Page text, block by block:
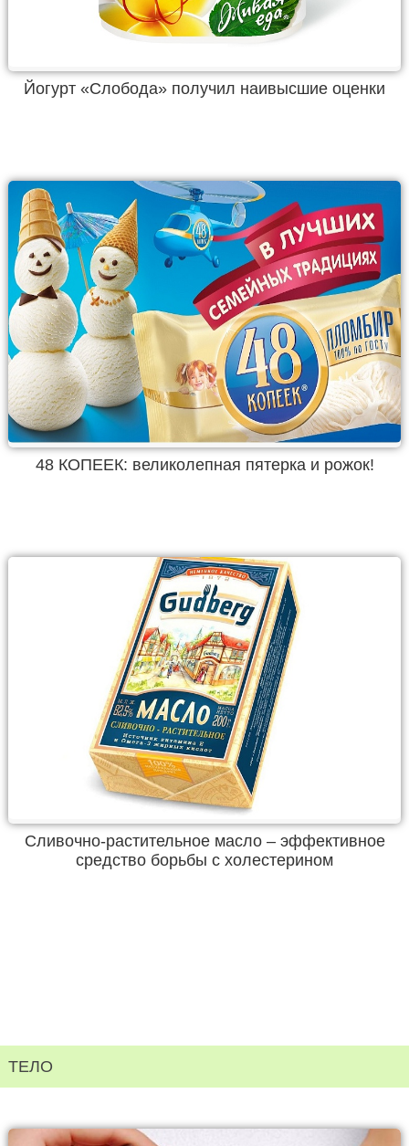
Йогурт «Слобода» получил наивысшие оценки
48 КОПЕЕК: великолепная пятерка и рожок!
Сливочно-растительное масло – эффективное
средство борьбы с холестерином
ТЕЛО